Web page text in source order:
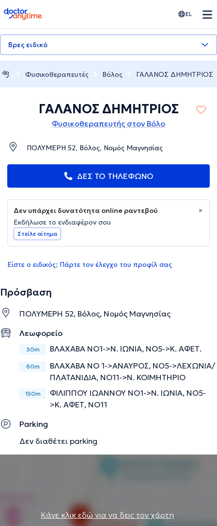
doctoranytime EL
Βρες ειδικό
Φυσικοθεραπευτές Βόλος ΓΑΛΑΝΟΣ ΔΗΜΗΤΡΙΟΣ
ΓΑΛΑΝΟΣ ΔΗΜΗΤΡΙΟΣ
Φυσικοθεραπευτής στον Βόλο
ΠΟΛΥΜΕΡΗ 52, Βόλος, Νομός Μαγνησίας
ΔΕΣ ΤΟ ΤΗΛΕΦΩΝΟ
Δεν υπάρχει δυνατότητα online ραντεβού
Εκδήλωσε το ενδιαφέρον σου
Στείλε αίτημα
Είστε ο ειδικός; Πάρτε τον έλεγχο του προφίλ σας
Πρόσβαση
ΠΟΛΥΜΕΡΗ 52, Βόλος, Νομός Μαγνησίας
Λεωφορείο
30m ΒΛΑΧΑΒΑ ΝΟ1->Ν. ΙΩΝΙΑ, ΝΟ5->Κ. ΑΦΕΤ.
60m
ΒΛΑΧΑΒΑ ΝΟ 1->ΑΝΑΥΡΟΣ, ΝΟ5->ΛΕΧΩΝΙΑ/
ΠΛΑΤΑΝΙΔΙΑ, ΝΟ11->Ν. ΚΟΙΜΗΤΗΡΙΟ
150m
ΦΙΛΙΠΠΟΥ ΙΩΑΝΝΟΥ ΝΟ1->Ν. ΙΩΝΙΑ, ΝΟ5-
>Κ. ΑΦΕΤ, ΝΟ11
Parking
Δεν διαθέτει parking
Κάνε κλικ εδώ για να δεις τον χάρτη